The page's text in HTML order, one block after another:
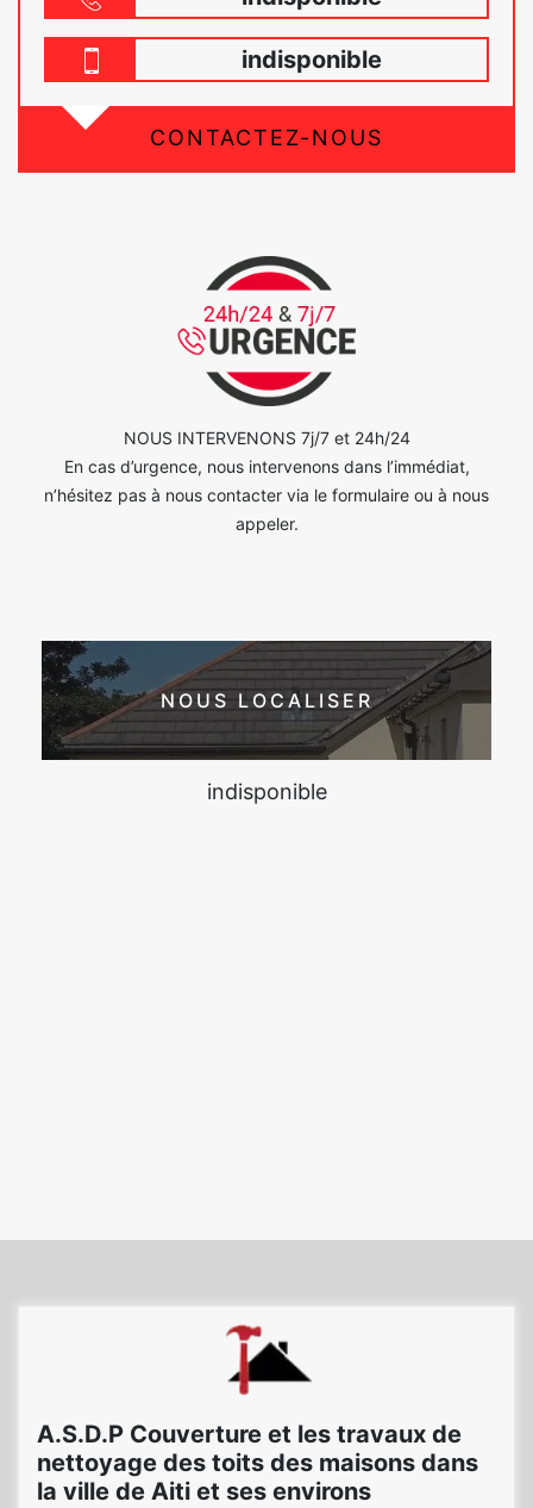
indisponible
CONTACTEZ-NOUS
NOUS INTERVENONS 7j/7 et 24h/24
En cas d’urgence, nous intervenons dans l’immédiat,
n’hésitez pas à nous contacter via le formulaire ou à nous
appeler.
NOUS LOCALISER
indisponible
A.S.D.P Couverture et les travaux de
nettoyage des toits des maisons dans
la ville de Aiti et ses environs